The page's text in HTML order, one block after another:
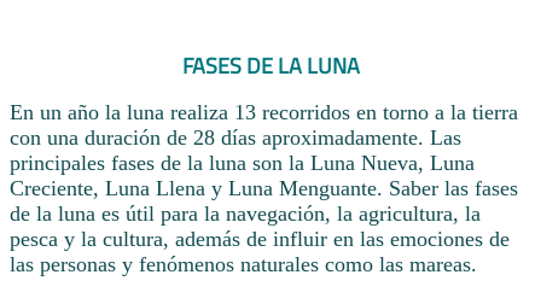
FASES DE LA LUNA
En un año la luna realiza 13 recorridos en torno a la tierra
con una duración de 28 días aproximadamente. Las
principales fases de la luna son la Luna Nueva, Luna
Creciente, Luna Llena y Luna Menguante. Saber las fases
de la luna es útil para la navegación, la agricultura, la
pesca y la cultura, además de influir en las emociones de
las personas y fenómenos naturales como las mareas.